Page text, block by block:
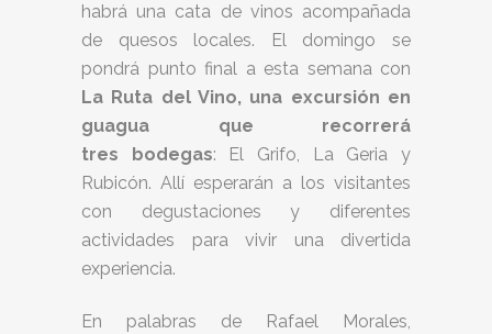
habrá una cata de vinos acompañada
de quesos locales. El domingo se
pondrá punto final a esta semana con
La Ruta del Vino, una excursión en
guagua que recorrerá
tres bodegas: El Grifo, La Geria y
Rubicón. Allí esperarán a los visitantes
con degustaciones y diferentes
actividades para vivir una divertida
experiencia.
En palabras de Rafael Morales,